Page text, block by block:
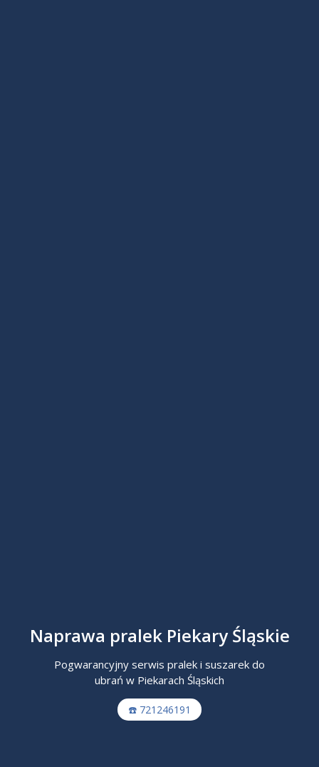
Naprawa pralek Piekary Śląskie
Pogwarancyjny serwis pralek i suszarek do
ubrań w Piekarach Śląskich
☎️ 721246191